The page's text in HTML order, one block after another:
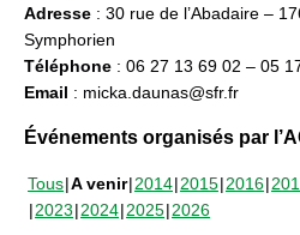
Adresse : 30 rue de l’Abadaire –
Symphorien
Téléphone : 06 27 13 69 02 – 05
Email : micka.daunas@sfr.fr
Événements organisés par
Tous A venir 2014 2015 2016
2023 2024 2025 2026